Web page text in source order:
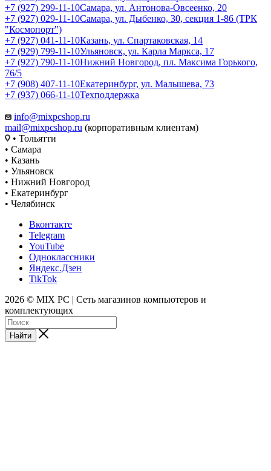
+7 (927) 299-11-10Самара, ул. Антонова-Овсеенко, 20
+7 (927) 029-11-10Самара, ул. Дыбенко, 30, секция 1-86 (ТРК
"Космопорт")
+7 (927) 041-11-10Казань, ул. Спартаковская, 14
+7 (929) 799-11-10Ульяновск, ул. Карла Маркса, 17
+7 (927) 790-11-10Нижний Новгород, пл. Максима Горького,
76/5
+7 (908) 407-11-10Екатеринбург, ул. Малышева, 73
+7 (937) 066-11-10Техподдержка
info@mixpcshop.ru
mail@mixpcshop.ru (корпоративным клиентам)
• Тольятти
• Самара
• Казань
• Ульяновск
• Нижний Новгород
• Екатеринбург
• Челябинск
Вконтакте
Telegram
YouTube
Одноклассники
Яндекс.Дзен
TikTok
2026 © MIX PC | Сеть магазинов компьютеров и
комплектующих
Найти